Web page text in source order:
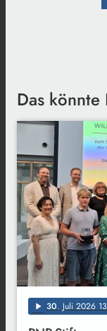
Das
play_arrow 30. Juli 2026